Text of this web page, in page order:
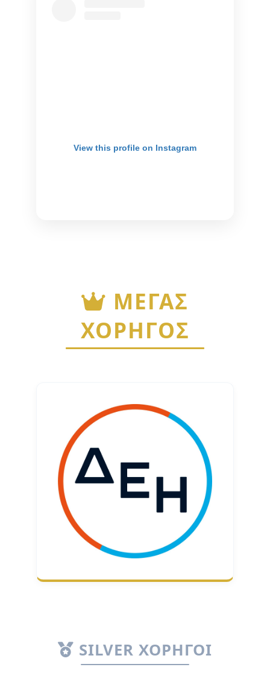
View this profile on Instagram